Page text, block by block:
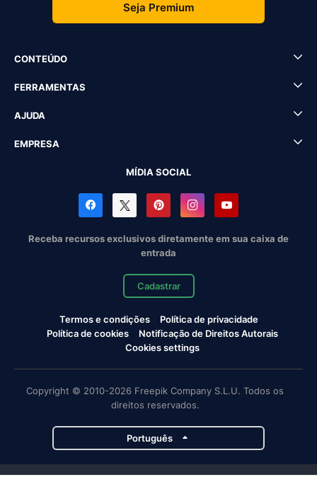
Seja Premium
CONTEÚDO
FERRAMENTAS
AJUDA
EMPRESA
MÍDIA SOCIAL
Receba recursos exclusivos diretamente em sua caixa de
entrada
Cadastrar
Termos e condições
Política de privacidade
Política de cookies
Notificação de Direitos Autorais
Cookies settings
Copyright © 2010-2026 Freepik Company S.L.U. Todos os
direitos reservados.
Português